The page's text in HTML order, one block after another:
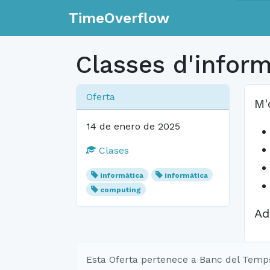
TimeOverflow
Classes
Oferta
14 de enero de 2025
Clases
informàtica
informática
computing
Esta Oferta pertenece a Banc del